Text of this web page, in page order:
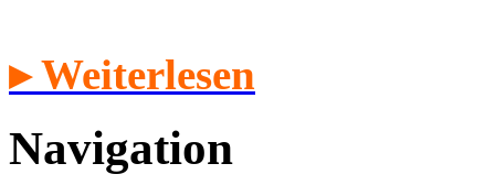
▸ Weiterlesen
Navigation